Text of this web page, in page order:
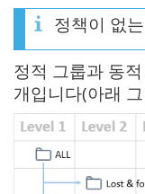
정책이 없
정적 그룹과 동
개입니다(아래